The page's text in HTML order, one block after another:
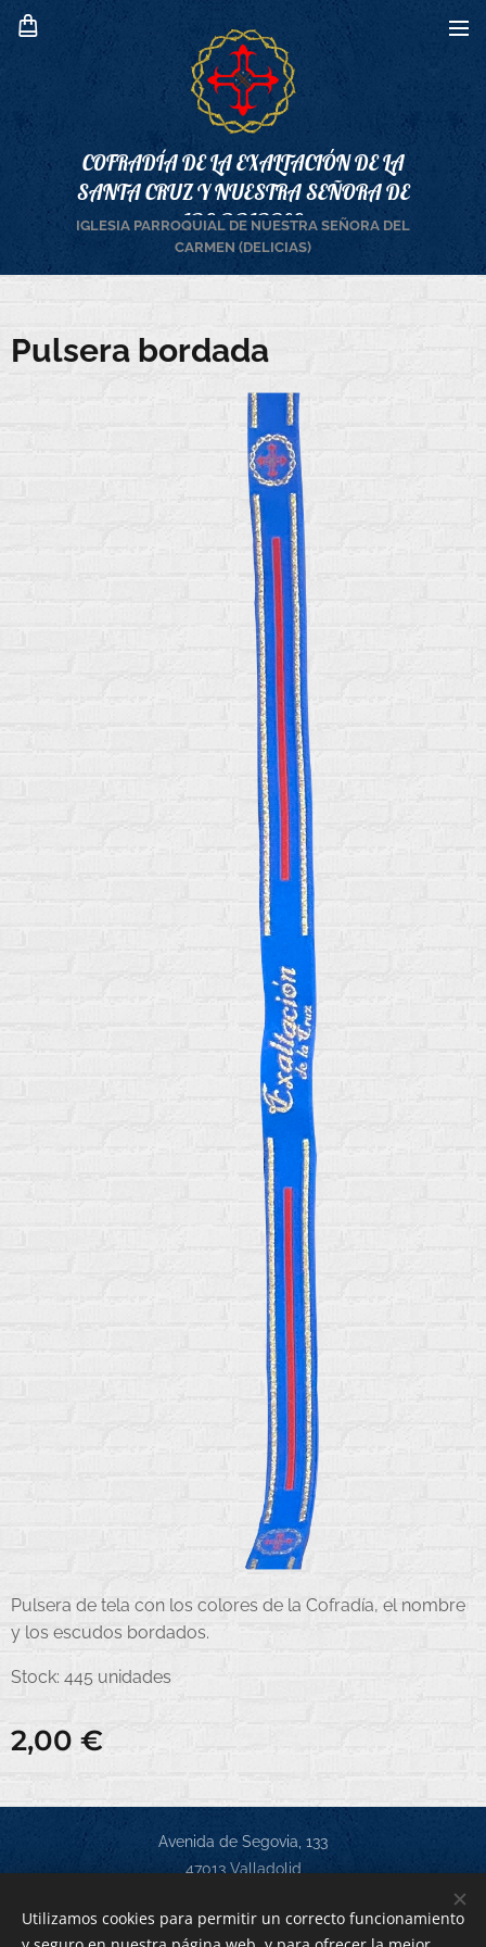
COFRADÍA DE LA EXALTACIÓN DE LA
SANTA CRUZ Y NUESTRA SEÑORA DE
LOS DOLORES
IGLESIA PARROQUIAL DE NUESTRA SEÑORA DEL
CARMEN (DELICIAS)
Pulsera bordada
Pulsera de tela con los colores de la Cofradía, el nombre
y los escudos bordados.
Stock: 445 unidades
2,00 €
Avenida de Segovia, 133
47013 Valladolid
Utilizamos cookies para permitir un correcto funcionamiento